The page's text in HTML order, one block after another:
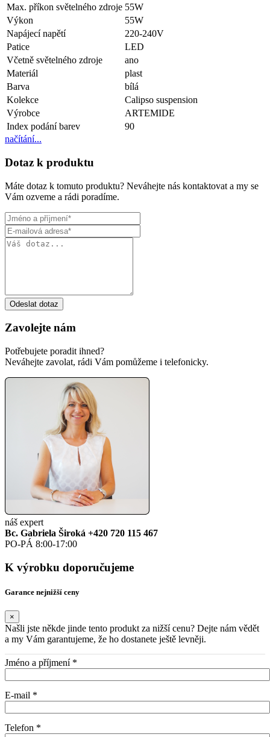
Max. příkon světelného zdroje 55W
Výkon
55W
Napájecí napětí
220-240V
Patice
LED
Včetně světelného zdroje
ano
Materiál
plast
Barva
bílá
Kolekce
Calipso suspension
Výrobce
ARTEMIDE
Index podání barev
90
načítání...
Dotaz k produktu
Máte dotaz k tomuto produktu? Neváhejte nás kontaktovat a my se
Vám ozveme a rádi poradíme.
Odeslat dotaz
Zavolejte nám
Potřebujete poradit ihned?
Neváhejte zavolat, rádi Vám pomůžeme i telefonicky.
náš expert
Bc. Gabriela Široká +420 720 115 467
PO-PÁ 8:00-17:00
K výrobku doporučujeme
Garance nejnižší ceny
×
Našli jste někde jinde tento produkt za nižší cenu? Dejte nám vědět
a my Vám garantujeme, že ho dostanete ještě levněji.
Jméno a příjmení *
E-mail *
Telefon *